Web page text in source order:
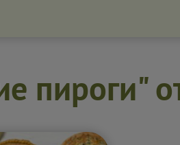
пироги"